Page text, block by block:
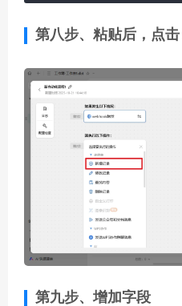
第八步、粘贴后，点击
第九步、增加字段